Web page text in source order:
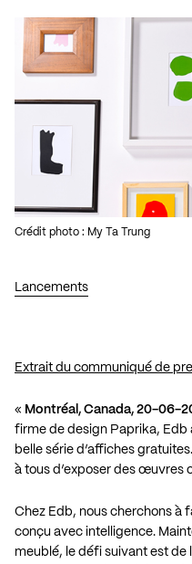
Lancements
Crédit photo : My Ta Trung
Extrait du communiqué de
« Montréal, Canada, 20-06-
firme de design Paprika, Edb
belle série d’affiches
à tous d’exposer des œuvres
Chez Edb, nous cherchons à
conçu avec intelligence.
meublé, le défi suivant est de